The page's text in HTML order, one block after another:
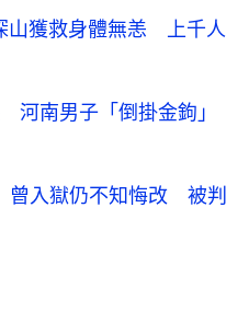
山獲救身體無恙 上千人
南男子「倒掛金鉤」
曾入獄仍不知悔改 被判